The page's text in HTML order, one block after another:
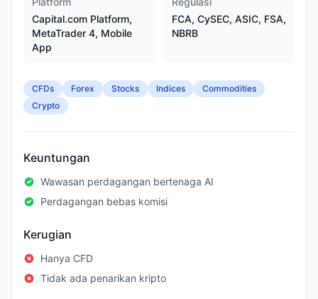
Capital.com Platform,
MetaTrader 4, Mobile
App
FCA, CySEC, ASIC, FSA,
NBRB
CFDs Forex Stocks Indices
Commodities
Crypto
Keuntungan
Wawasan perdagangan bertenaga AI
Perdagangan bebas komisi
Kerugian
Hanya CFD
Tidak ada penarikan kripto